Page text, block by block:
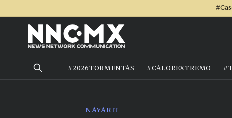
#2026TORMENTAS #CALOREXTREMO
NAYARIT